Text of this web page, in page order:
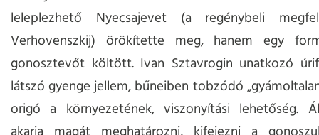
leleplezhető Nyecsajevet (a regénybeli
Verhovenszkij) örökítette meg, hanem egy
gonosztevőt költött. Ivan Sztavrogin unatkozó
látszó gyenge jellem, bűneiben tobzódó
origó a környezetének, viszonyítási lehetőség.